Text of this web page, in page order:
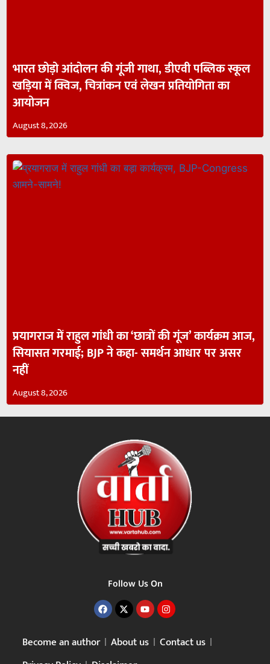
भारत छोड़ो आंदोलन की गूंजी गाथा, डीएवी पब्लिक स्कूल
खड़िया में क्विज, चित्रांकन एवं लेखन प्रतियोगिता का
आयोजन
August 8, 2026
प्रयागराज में राहुल गांधी का ‘छात्रों की गूंज’ कार्यक्रम आज,
सियासत गरमाई; BJP ने कहा- समर्थन आधार पर असर
नहीं
August 8, 2026
Follow Us On
Become an author About us
Contact us